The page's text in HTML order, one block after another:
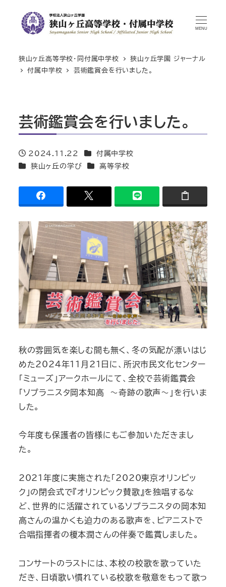
MENU
狭山ヶ丘高等学校・同付属中学校
狭山ヶ丘学園 ジャーナル
付属中学校
芸術鑑賞会を行いました。
芸術鑑賞会を行いました。
投稿日
2024.11.22 カテゴリー
付属中学校
カテゴリー
狭山ヶ丘の学び カテゴリー
高等学校
秋の雰囲気を楽しむ間も無く、冬の気配が漂いはじ
めた2024年11月21日に、所沢市民文化センター
「ミューズ」アークホールにて、全校で芸術鑑賞会
「ソプラニスタ岡本知高 ～奇跡の歌声～」を行いま
した。
今年度も保護者の皆様にもご参加いただきまし
た。
2021年度に実施された「2020東京オリンピッ
ク」の閉会式で『オリンピック賛歌』を独唱するな
ど、世界的に活躍されているソプラニスタの岡本知
高さんの温かくも迫力のある歌声を、ピアニストで
合唱指揮者の榎本潤さんの伴奏で鑑賞しました。
コンサートのラストには、本校の校歌を歌っていた
だき、日頃歌い慣れている校歌を敬意をもって歌っ